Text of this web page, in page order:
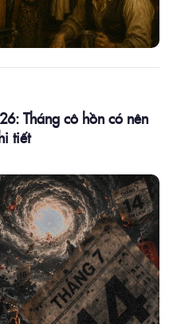
Tháng cô hồn có nên
tiết